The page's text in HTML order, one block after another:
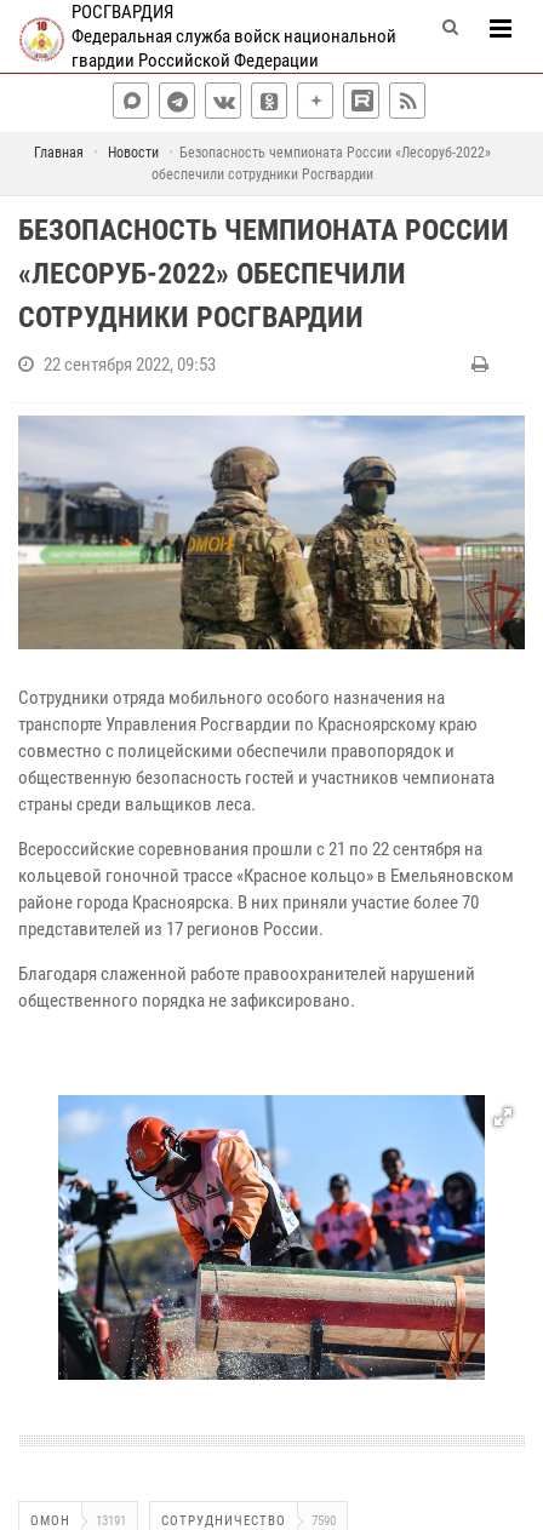
РОСГВАРДИЯ
Федеральная служба войск национальной
гвардии Российской Федерации
Главная Новости
Безопасность чемпионата России «Лесоруб-2022»
обеспечили сотрудники Росгвардии
БЕЗОПАСНОСТЬ ЧЕМПИОНАТА РОССИИ
«ЛЕСОРУБ-2022» ОБЕСПЕЧИЛИ
СОТРУДНИКИ РОСГВАРДИИ
22 сентября 2022, 09:53
Сотрудники отряда мобильного особого назначения на
транспорте Управления Росгвардии по Красноярскому краю
совместно с полицейскими обеспечили правопорядок и
общественную безопасность гостей и участников чемпионата
страны среди вальщиков леса.
Всероссийские соревнования прошли с 21 по 22 сентября на
кольцевой гоночной трассе «Красное кольцо» в Емельяновском
районе города Красноярска. В них приняли участие более 70
представителей из 17 регионов России.
Благодаря слаженной работе правоохранителей нарушений
общественного порядка не зафиксировано.
ОМОН 13191 СОТРУДНИЧЕСТВО 7590